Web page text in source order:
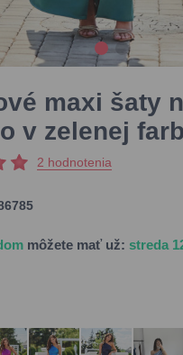
maxi šaty
v zelenej
2 hodnotenia
môžete mať už: streda